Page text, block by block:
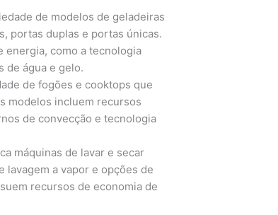
de modelos de geladeiras
portas duplas e portas únicas.
energia, como a tecnologia
de água e gelo.
de fogões e cooktops que
modelos incluem recursos
de convecção e tecnologia
máquinas de lavar e secar
lavagem a vapor e opções de
recursos de economia de